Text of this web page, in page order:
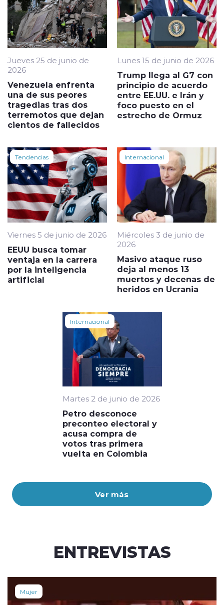
Ver más
Jueves 25 de junio de
2026
Venezuela enfrenta
una de sus peores
tragedias tras dos
terremotos que dejan
cientos de fallecidos
Lunes 15 de junio de 2026
Trump llega al G7 con
principio de acuerdo
entre EE.UU. e Irán y
foco puesto en el
estrecho de Ormuz
Tendencias
Viernes 5 de junio de 2026
EEUU busca tomar
ventaja en la carrera
por la inteligencia
artificial
Internacional
Miércoles 3 de junio de
2026
Masivo ataque ruso
deja al menos 13
muertos y decenas de
heridos en Ucrania
Internacional
Martes 2 de junio de 2026
Petro desconoce
preconteo electoral y
acusa compra de
votos tras primera
vuelta en Colombia
ENTREVISTAS
Mujer